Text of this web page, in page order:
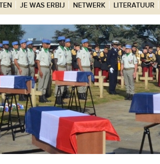
JE WAS ERBIJ NETWERK LITERATUUR